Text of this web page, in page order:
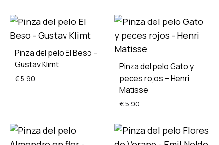
WISHLIST
Pinza del pelo El Beso –
Gustav Klimt
€5,90
WISHLIST
Pinza del pelo Gato y
peces rojos – Henri
Matisse
€5,90
ADD